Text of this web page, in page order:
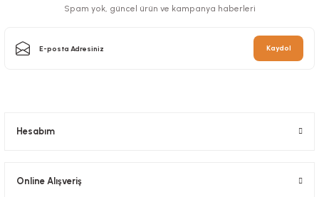
Stok Kodu
Spam yok, güncel ürün ve kampanya haberleri
Kaydol
Hesabım
Online Alışveriş